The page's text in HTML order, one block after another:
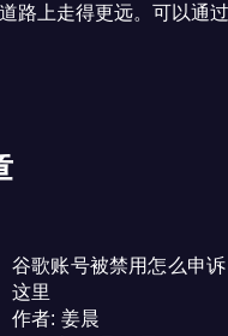
路上走得更远。可以通
谷歌账号被禁用怎么申
这里
作者: 姜晨